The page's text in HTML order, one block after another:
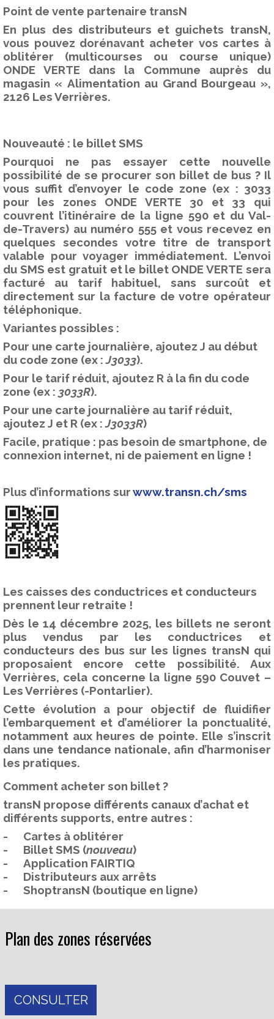
Point de vente partenaire transN
En plus des distributeurs et guichets transN,
vous pouvez dorénavant acheter vos cartes à
oblitérer (multicourses ou course unique)
ONDE VERTE dans la Commune auprès du
magasin « Alimentation au Grand Bourgeau »,
2126 Les Verrières.
Nouveauté : le billet SMS
Pourquoi ne pas essayer cette nouvelle
possibilité de se procurer son billet de bus ? Il
vous suffit d’envoyer le code zone (ex : 3033
pour les zones ONDE VERTE 30 et 33 qui
couvrent l’itinéraire de la ligne 590 et du Val-
de-Travers) au numéro 555et vous recevez en
quelques secondes votre titre de transport
valable pour voyager immédiatement. L’envoi
du SMS est gratuit et le billet ONDE VERTE sera
facturé au tarif habituel, sans surcoût et
directement sur la facture de votre opérateur
téléphonique.
Variantes possibles :
Pour une carte journalière, ajoutez J au début
du code zone (ex :J3033).
Pour le tarif réduit, ajoutez R à la fin du code
zone (ex : 3033R).
Pour une carte journalière au tarif réduit,
ajoutez J et R (ex :J3033R)
Facile, pratique : pas besoin de smartphone, de
connexion internet, ni de paiement en ligne !
Plus d’informations surwww.transn.ch/sms
Les caisses des conductrices et conducteurs
prennent leur retraite !
Dès le 14 décembre 2025, les billets ne seront
plus vendus par les conductrices et
conducteurs des bus sur les lignes transN qui
proposaient encore cette possibilité. Aux
Verrières, cela concerne la ligne 590 Couvet –
Les Verrières (-Pontarlier).
Cette évolution a pour objectif de fluidifier
l’embarquement et d’améliorer la ponctualité,
notamment aux heures de pointe. Elle s’inscrit
dans une tendance nationale, afin d’harmoniser
les pratiques.
Comment acheter son billet ?
transN propose différents canaux d’achat et
différents supports, entre autres :
-
Cartes à oblitérer
-
Billet SMS (nouveau)
-
Application FAIRTIQ
-
Distributeurs aux arrêts
-
ShoptransN (boutique en ligne)
Plan des zones réservées
CONSULTER